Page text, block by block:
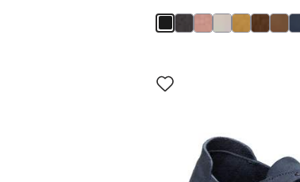
Interaktion
med
produktbilledet